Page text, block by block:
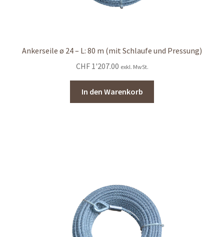
Ankerseile ø 24 – L: 80 m (mit Schlaufe und Pressung)
CHF1'207.00 exkl. MwSt.
In den Warenkorb